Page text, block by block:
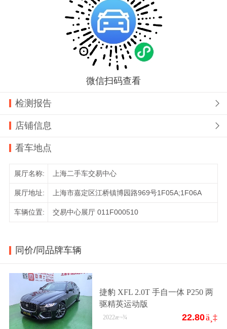
微信扫码查看
检测报告 
店铺信息 
看车地点
展厅名称: 上海二手车交易中心
展厅地址: 上海市嘉定区江桥镇博园路969号1F05A;1F06A
车辆位置: 交易中心展厅 011F000510
同价/同品牌车辆
捷豹 XFL 2.0T 手自一体 P250 两
驱精英运动版
22.80ä¸‡
2022æ¬¾